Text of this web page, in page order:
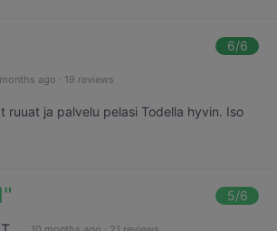
6/6
ago · 19 reviews
ruuat ja palvelu pelasi Todella hyvin. Iso
" 5/6